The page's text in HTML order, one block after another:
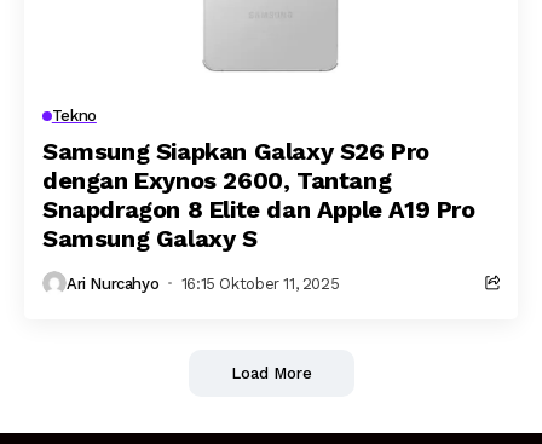
Tekno
Samsung Siapkan Galaxy S26 Pro
dengan Exynos 2600, Tantang
Snapdragon 8 Elite dan Apple A19 Pro
Samsung Galaxy S
Ari Nurcahyo 16:15 Oktober 11, 2025
Load More